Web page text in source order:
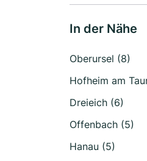
In der Nähe
Oberursel (8)
Hofheim am
Dreieich (6)
Offenbach (5)
Hanau (5)